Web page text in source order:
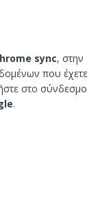
sync, στην
που έχετε
στο σύνδεσμο
.